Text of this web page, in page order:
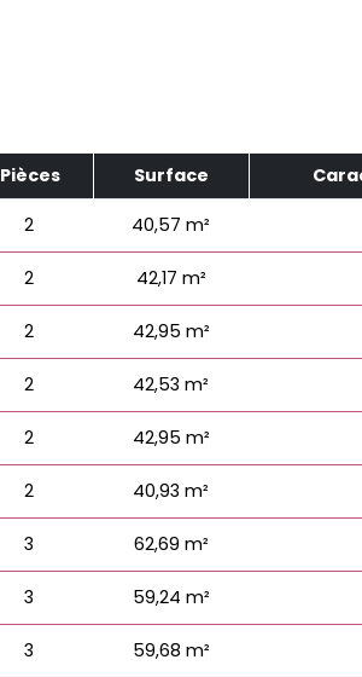
Pièces Surface
2 40,57 m²
2 42,17 m²
2 42,95 m²
2 42,53 m²
2 42,95 m²
2 40,93 m²
3 62,69 m²
3 59,24 m²
3 59,68 m²